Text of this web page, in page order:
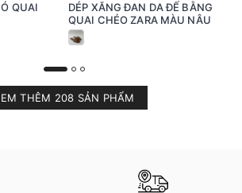
QUAI
DÉP XĂNG ĐAN DA ĐẾ BẰNG
QUAI CHÉO ZARA MÀU NÂU
THÊM 208 SẢN PHẨM